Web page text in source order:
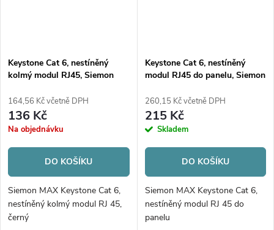
Keystone Cat 6, nestíněný
kolmý modul RJ45, Siemon
164,56 Kč včetně DPH
136 Kč
Na objednávku
DO KOŠÍKU
Siemon MAX Keystone Cat 6,
nestíněný kolmý modul RJ 45,
černý
Keystone Cat 6, nestíněný
modul RJ45 do panelu, Siemon
260,15 Kč včetně DPH
215 Kč
Skladem
DO KOŠÍKU
Siemon MAX Keystone Cat 6,
nestíněný modul RJ 45 do
panelu